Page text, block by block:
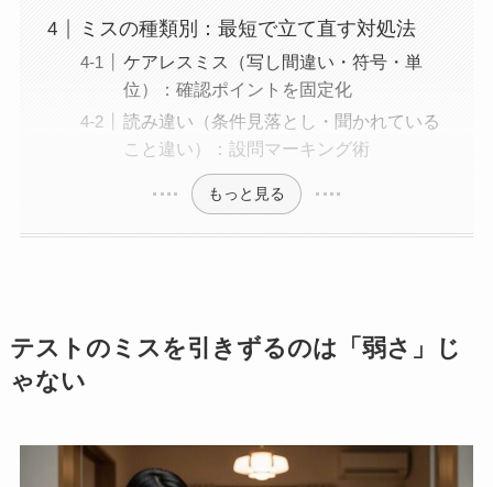
ミスの種類別：最短で立て直す対処法
ケアレスミス（写し間違い・符号・単
位）：確認ポイントを固定化
読み違い（条件見落とし・聞かれている
こと違い）：設問マーキング術
もっと見る
テストのミスを引きずるのは「弱さ」じ
ゃない